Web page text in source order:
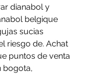
dianabol y
belgique
sucias
riesgo de. Achat
puntos de venta
bogota,